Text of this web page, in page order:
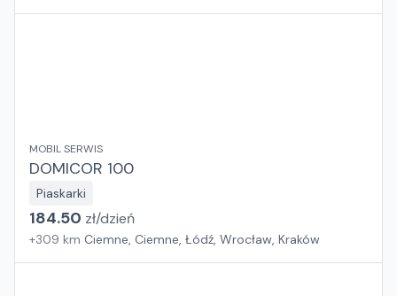
MOBIL SERWIS
DOMICOR 100
Piaskarki
184.50 zł/dzień
+309 km Ciemne, Ciemne, Łódź, Wrocław, Kraków